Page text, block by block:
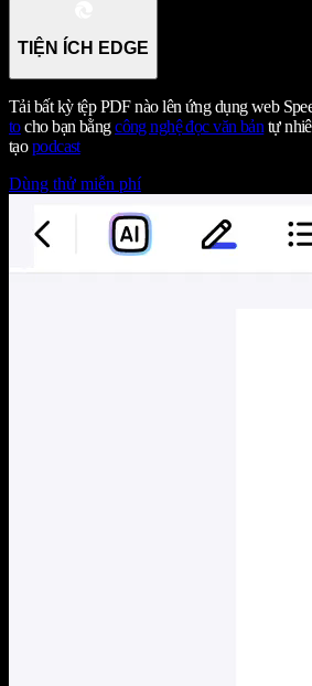
TIỆN ÍCH EDGE
Tải bất kỳ tệp PDF nào lên ứng dụng web
tocho bạn bằngcông nghệ đọc văn bản tự
tạopodcast
Dùng thử miễn phí